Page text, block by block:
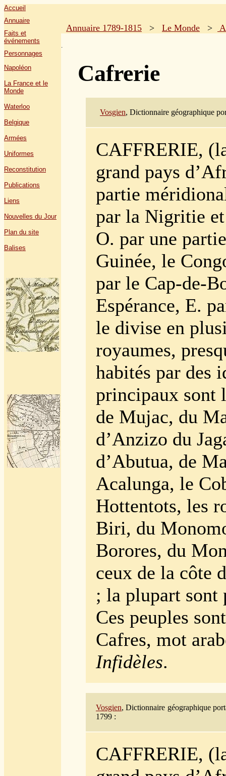
Accueil
Annuaire
Faits et
événements
Personnages
Napoléon
La France et le
Monde
Waterloo
Belgique
Armées
Uniformes
Reconstitution
Publications
Liens
Nouvelles du Jour
Plan du site
Balises
Annuaire 1789-1815 > Le Monde >
.
Cafrerie
Vosgien, Dictionnaire géographique
CAFFRERIE,
grand pays
partie
par la Nigritie
O. par une
Guinée, le
par le Cap-de-
Espérance, E.
le divise en
royaumes,
habités par des
principaux sont
de Mujac, du
d’Anzizo du
d’Abutua, de
Acalunga, le
Hottentots, les
Biri, du
Borores, du
ceux de la côte
; la plupart sont
Ces peuples
Cafres, mot
Infidèles.
Vosgien, Dictionnaire géographique
1799 :
CAFFRERIE,